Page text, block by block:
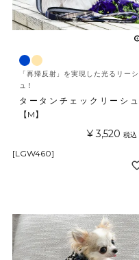
「再帰反射」を実現した光るリーシ
ュ！
タータンチェックリーシュ
【M】
¥ 3,520 税込
[LGW460]